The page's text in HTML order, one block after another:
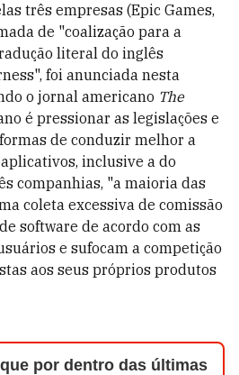
três empresas (Epic Games,
de "coalização para a
literal do inglês
foi anunciada nesta
o jornal americano The
é pressionar as legislações e
de conduzir melhor a
inclusive a do
companhias, "a maioria das
coleta excessiva de comissão
software de acordo com as
e sufocam a competição
aos seus próprios produtos
por dentro das últimas